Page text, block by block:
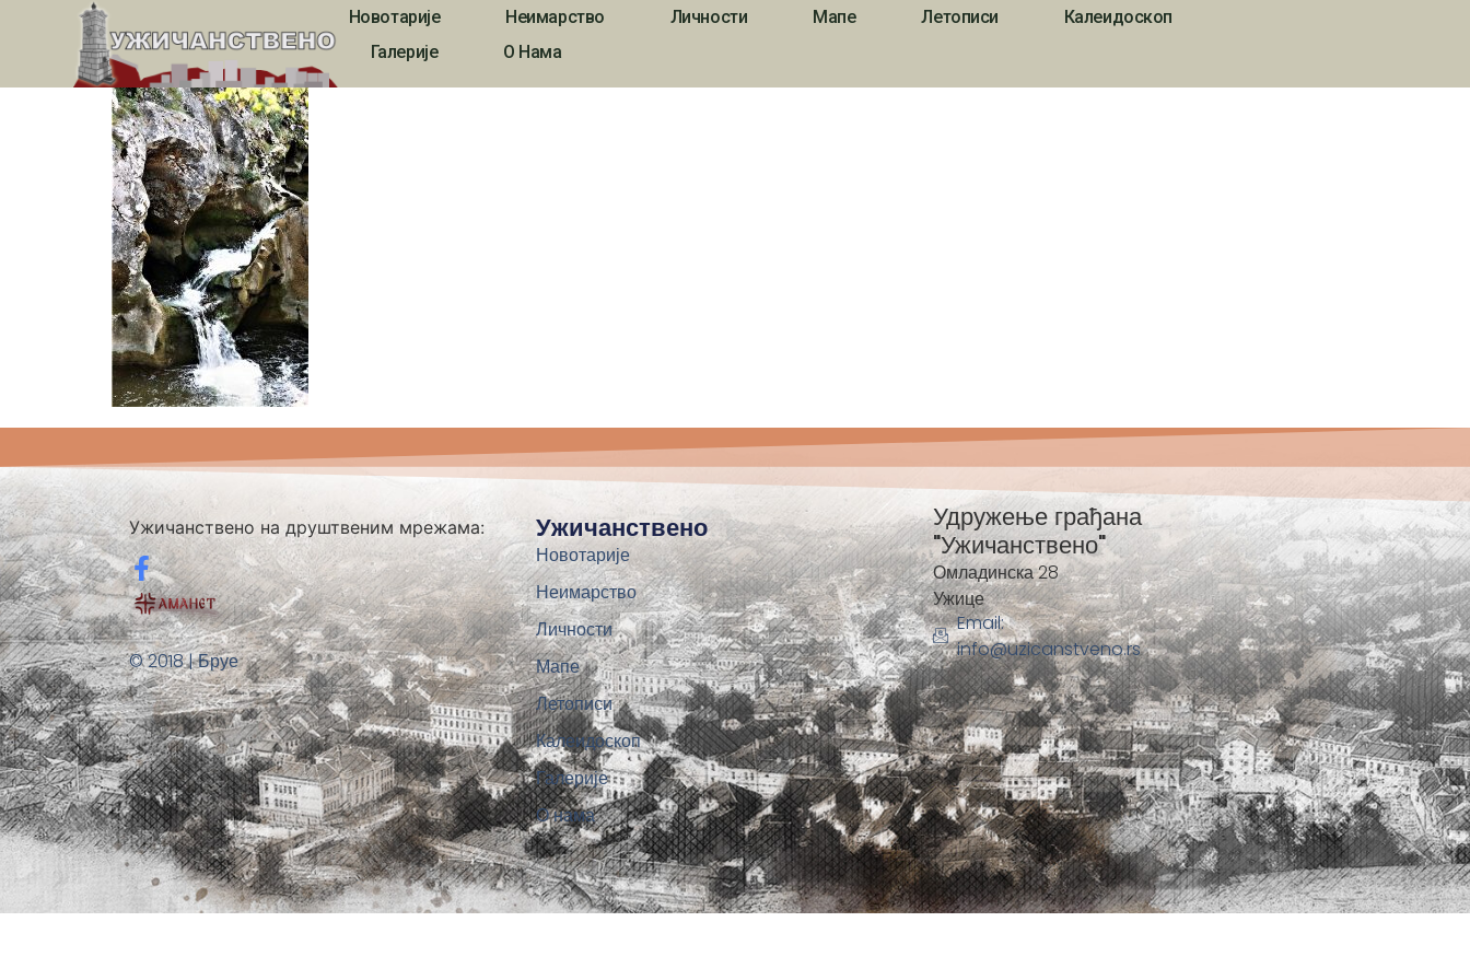
Новотарије Неимарство Личности Мапе Летописи
Калеидоскоп
Галерије
О Нама
4247
Ужичанствено на друштвеним мрежама:
© 2018 | Бруе
Ужичанствено
Новотарије
Неимарство
Личности
Мапе
Летописи
Калеидоскоп
Галерије
О нама
Удружење грађана
"Ужичанствено"
Омладинска 28
Ужице
Email:
info@uzicanstveno.rs